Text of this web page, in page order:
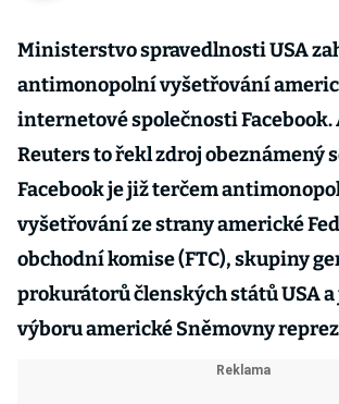
Ministerstvo spravedlnosti USA
antimonopolní vyšetřování
internetové společnosti
Reuters to řekl zdroj obeznámený
Facebook je již terčem
vyšetřování ze strany americké
obchodní komise (FTC), skupiny
prokurátorů členských států USA
výboru americké Sněmovny